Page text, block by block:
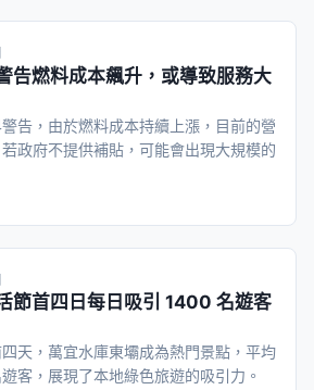
告燃料成本飆升，或導致服務大
告，由於燃料成本持續上漲，目前的營
政府不提供補貼，可能會出現大規模的
節首四日每日吸引 1400 名遊客
天，萬宜水庫東壩成為熱門景點，平均
客，展現了本地綠色旅遊的吸引力。